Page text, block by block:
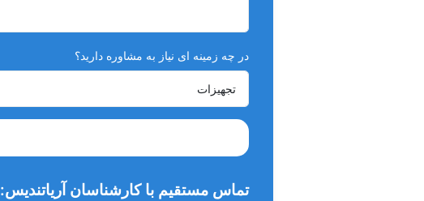
دارای استانداردها : ISO - CE - FDA
در چه زمینه ای نیاز به مشاوره دارید؟
تماس مستقیم با کارشناسان آریاتندیس: